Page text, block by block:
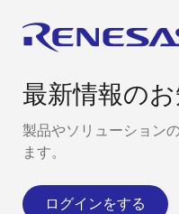
最新情報の
製品やソリューション
ます。
ログインをする